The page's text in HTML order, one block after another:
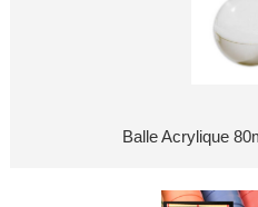
Balle Acrylique